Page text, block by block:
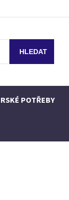
POTŘEBY